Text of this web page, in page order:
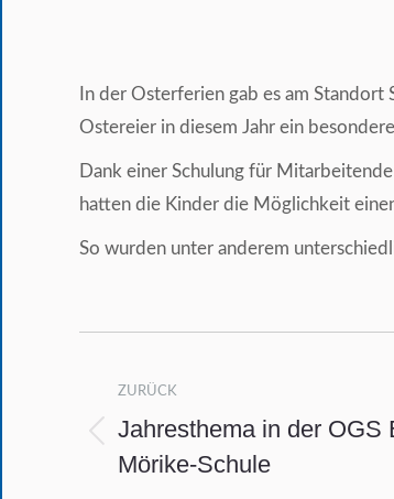
In der Osterferien gab es am
Ostereier in diesem Jahr ein
Dank einer Schulung für
hatten die Kinder die Möglichkeit
So wurden unter anderem
ZURÜCK
Beitrag:
Jahresthema in der OGS
Mörike-Schule